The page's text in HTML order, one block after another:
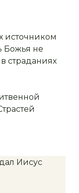
источником
Божья не
страданиях